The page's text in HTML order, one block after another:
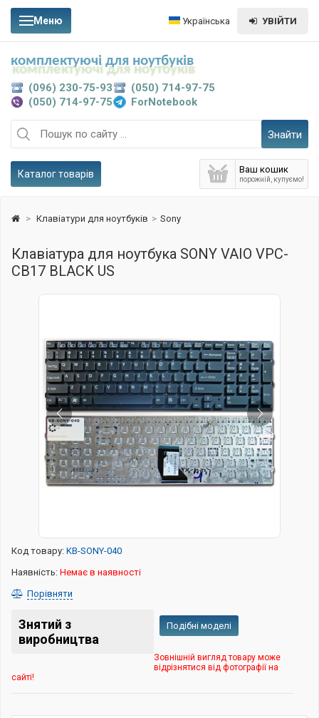
Меню Українська УВІЙТИ
Знайти
Ваш кошик
порожній, купуємо!
Каталог товарів
(096) 230-75-93
(050) 714-97-75
(050) 714-97-75
ForNotebook
комплектуючі для ноутбуків
> Клавіатури для ноутбуків > Sony
Клавіатура для ноутбука SONY VAIO VPC-
CB17 BLACK US
Код товару: KB-SONY-040
Наявність: Немає в наявності
Порівняти
Знятий з
виробництва
Подібні моделі
Зовнішній вигляд товару може
відрізнятися від фотографії на
сайті!